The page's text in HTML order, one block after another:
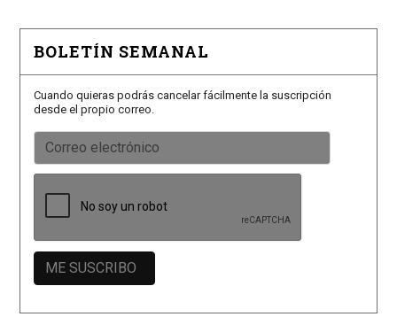
BOLETÍN SEMANAL
Cuando quieras podrás cancelar fácilmente la suscripción
desde el propio correo.